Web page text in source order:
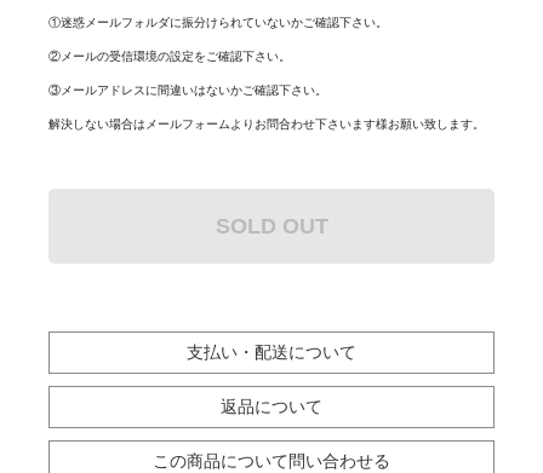
①迷惑メールフォルダに振分けられていないかご確認下さい。
②メールの受信環境の設定をご確認下さい。
③メールアドレスに間違いはないかご確認下さい。
解決しない場合はメールフォームよりお問合わせ下さいます様お願い致します。
SOLD OUT
支払い・配送について
返品について
この商品について問い合わせる